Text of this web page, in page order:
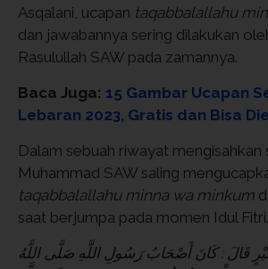
Asqalani, ucapan taqabbalallahu
dan jawabannya sering dilakukan
Rasulullah SAW pada zamannya.
Baca Juga: 15 Gambar Ucapan
Lebaran 2023, Gratis dan Bisa
Dalam sebuah riwayat mengisahkan
Muhammad SAW saling
taqabbalallahu minna wa minkum
saat berjumpa pada momen Idul Fitri.
قَالَ : كَانَ أَصْحَابُ رَسُولِ اللَّهِ صَلَّى اللَّهُ